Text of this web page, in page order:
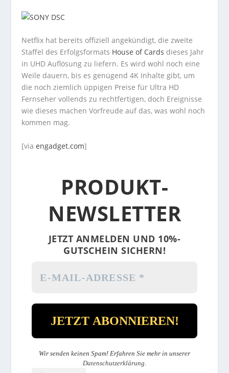
Netflix hat bereits offiziell angekündigt, die zweite
Staffel des Erfolgsformats House of Cards dieses Jahr
in UHD Auflösung zu liefern. Es wird wohl noch eine
Weile dauern, bis es genügend 4K Inhalte gibt, um
die noch ziemlich üppigen Preise für Ultra HD
Fernseher vollends zu rechtfertigen, doch Ereignisse
wie dieses machen Vorfreude auf das, was wohl noch
kommen mag.
[viaengadget.com]
PRODUKT-
NEWSLETTER
JETZT ANMELDEN UND 10%-
GUTSCHEIN SICHERN!
Wir senden keinen Spam! Erfahren Sie mehr in unserer
Datenschutzerklärung